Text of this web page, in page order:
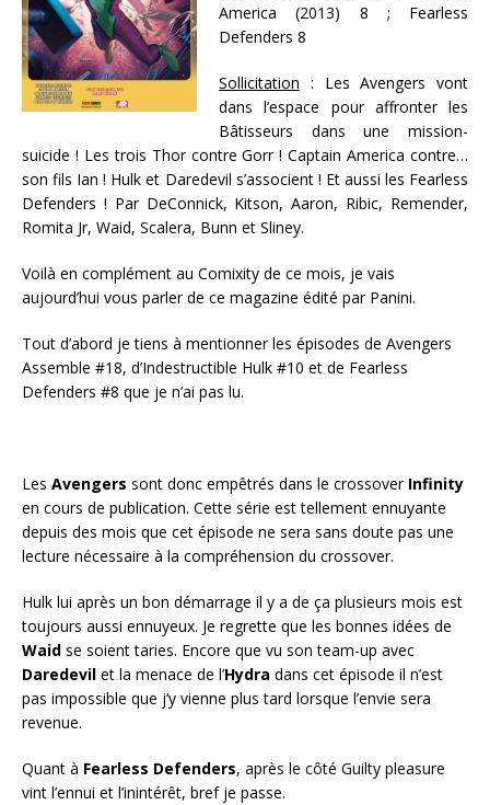
America (2013) 8 ; Fearless
Defenders 8
Sollicitation : Les Avengers vont
dans l’espace pour affronter les
Bâtisseurs dans une mission-
suicide ! Les trois Thor contre Gorr ! Captain America contre…
son fils Ian ! Hulk et Daredevil s’associent ! Et aussi les Fearless
Defenders ! Par DeConnick, Kitson, Aaron, Ribic, Remender,
Romita Jr, Waid, Scalera, Bunn et Sliney.
Voilà en complément au Comixity de ce mois, je vais
aujourd’hui vous parler de ce magazine édité par Panini.
Tout d’abord je tiens à mentionner les épisodes de Avengers
Assemble #18, d’Indestructible Hulk #10 et de Fearless
Defenders #8 que je n’ai pas lu.
Les Avengers sont donc empêtrés dans le crossover Infinity
en cours de publication. Cette série est tellement ennuyante
depuis des mois que cet épisode ne sera sans doute pas une
lecture nécessaire à la compréhension du crossover.
Hulk lui après un bon démarrage il y a de ça plusieurs mois est
toujours aussi ennuyeux. Je regrette que les bonnes idées de
Waid se soient taries. Encore que vu son team-up avec
Daredevil et la menace de l’Hydra dans cet épisode il n’est
pas impossible que j’y vienne plus tard lorsque l’envie sera
revenue.
Quant à Fearless Defenders, après le côté Guilty pleasure
vint l’ennui et l’inintérêt, bref je passe.